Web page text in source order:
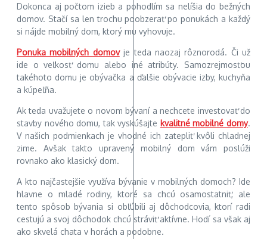
Dokonca aj počtom izieb a pohodlím sa nelíšia do bežných
domov. Stačí sa len trochu poobzerať po ponukách a každý
si nájde mobilný dom, ktorý mu vyhovuje.
Ponuka mobilných domovje teda naozaj rôznorodá. Či už
ide o veľkosť domu alebo iné atribúty. Samozrejmosťou
takéhoto domu je obývačka a ďalšie obývacie izby, kuchyňa
a kúpeľňa.
Ak teda uvažujete o novom bývaní a nechcete investovať do
stavby nového domu, tak vyskúšajte kvalitné mobilné domy.
V našich podmienkach je vhodné ich zatepliť kvôli chladnej
zime. Avšak takto upravený mobilný dom vám poslúži
rovnako ako klasický dom.
A kto najčastejšie využíva bývanie v mobilných domoch? Ide
hlavne o mladé rodiny, ktoré sa chcú osamostatniť, ale
tento spôsob bývania si obľúbili aj dôchodcovia, ktorí radi
cestujú a svoj dôchodok chcú stráviť aktívne. Hodí sa však aj
ako skvelá chata v horách a podobne.